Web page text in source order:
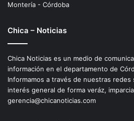
Montería - Córdoba
Chica – Noticias
Chica Noticias es un medio de
información en el departamento de
Informamos a través de nuestras redes
interés general de forma veráz,
gerencia@chicanoticias.com